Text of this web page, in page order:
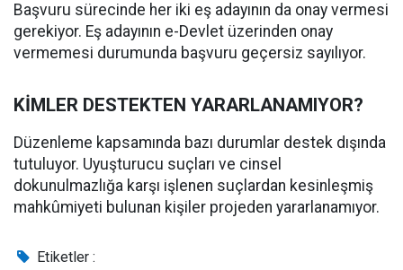
Başvuru sürecinde her iki eş adayının da onay vermesi
gerekiyor. Eş adayının e-Devlet üzerinden onay
vermemesi durumunda başvuru geçersiz sayılıyor.
KİMLER DESTEKTEN YARARLANAMIYOR?
Düzenleme kapsamında bazı durumlar destek dışında
tutuluyor. Uyuşturucu suçları ve cinsel
dokunulmazlığa karşı işlenen suçlardan kesinleşmiş
mahkûmiyeti bulunan kişiler projeden yararlanamıyor.
Etiketler :